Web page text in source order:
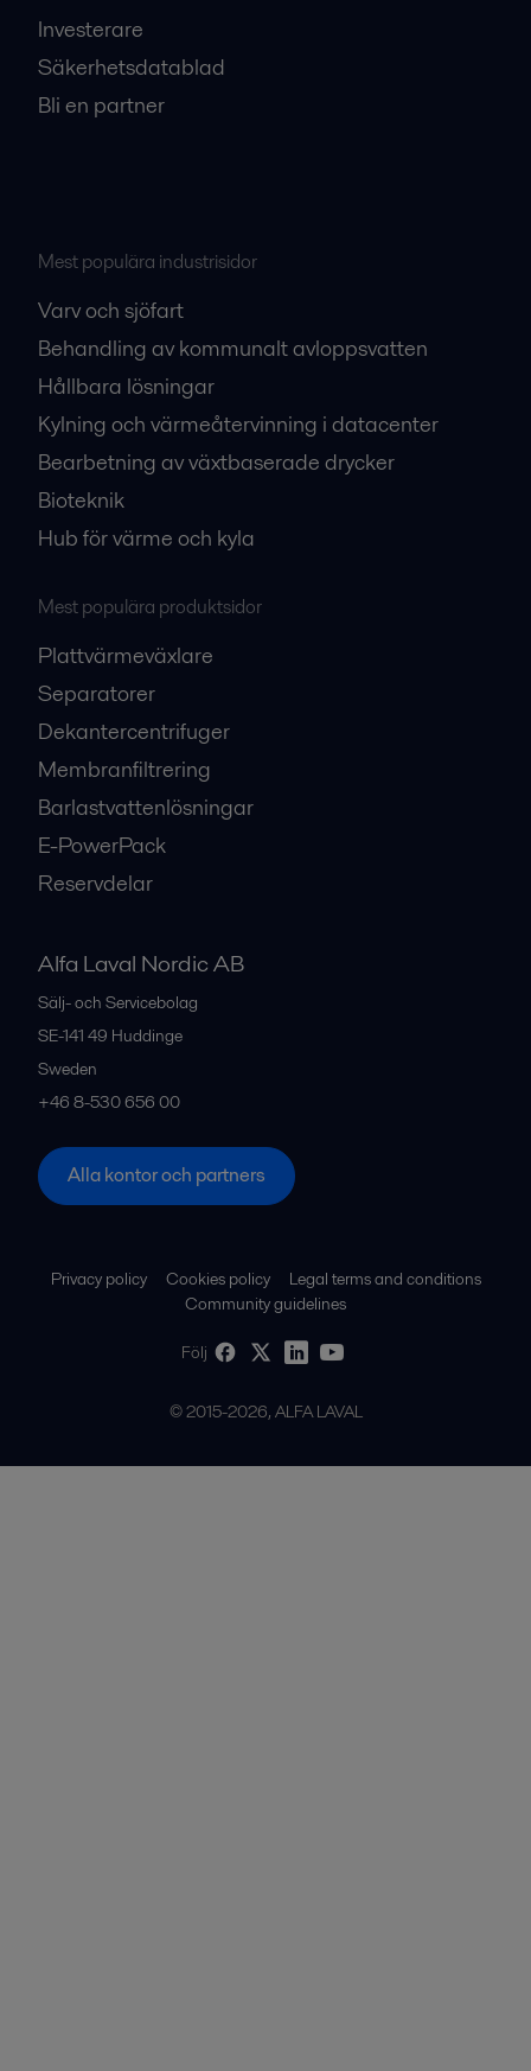
Investerare
Säkerhetsdatablad
Bli en partner
Mest populära industrisidor
Varv och sjöfart
Behandling av kommunalt avloppsvatten
Hållbara lösningar
Kylning och värmeåtervinning i datacenter
Bearbetning av växtbaserade drycker
Bioteknik
Hub för värme och kyla
Mest populära produktsidor
Plattvärmeväxlare
Separatorer
Dekantercentrifuger
Membranfiltrering
Barlastvattenlösningar
E-PowerPack
Reservdelar
Alfa Laval Nordic AB
Sälj- och Servicebolag
SE-141 49 Huddinge
Sweden
+46 8-530 656 00
Alla kontor och partners
© 2015-2026, ALFA LAVAL
Följ
Privacy policy Cookies policy
Legal terms and conditions
Community guidelines